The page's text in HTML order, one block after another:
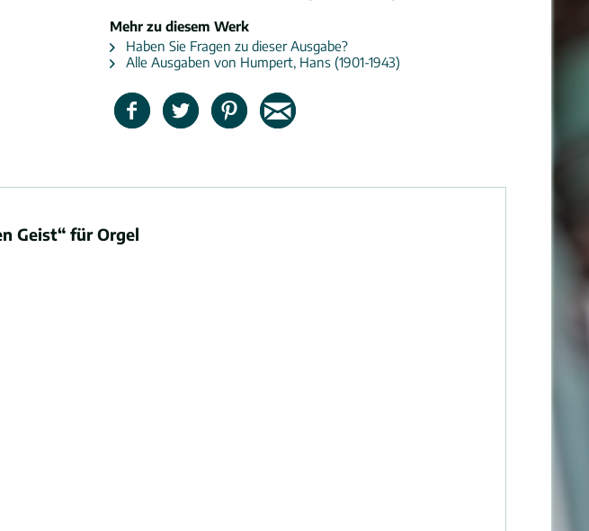
Mehr zu diesem Werk
Haben Sie Fragen zu dieser Ausgabe?
Alle Ausgaben von Humpert, Hans (1901-1943)
Geist“ für Orgel